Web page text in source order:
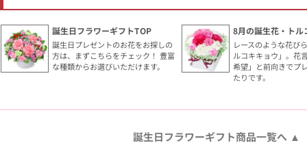
誕生日フラワーギフトTOP
誕生日プレゼントのお花をお探しの
方は、まずこちらをチェック！ 豊富
な種類からお選びいただけます。
8月の誕生花・トル
レースのような花び
ルコキキョウ」。花
希望」と前向きでプ
たりです。
誕生日フラワーギフト商品一覧へ